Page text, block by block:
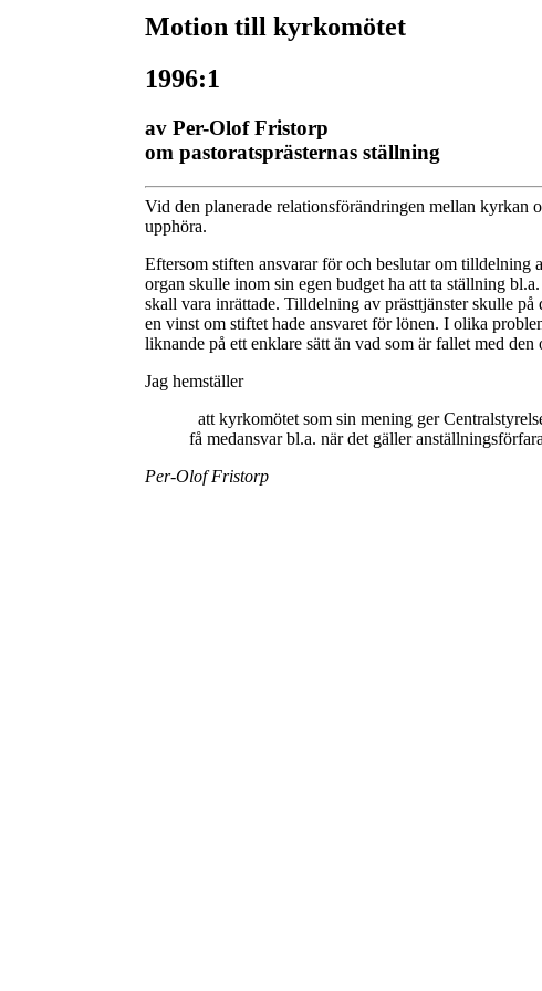
Motion till kyrkomötet
1996:1
av Per-Olof Fristorp
om pastoratsprästernas ställning
Vid den planerade relationsförändringen mellan kyrkan
upphöra.
Eftersom stiften ansvarar för och beslutar om tilldelning
organ skulle inom sin egen budget ha att ta ställning
skall vara inrättade. Tilldelning av prästtjänster skulle
en vinst om stiftet hade ansvaret för lönen. I olika
liknande på ett enklare sätt än vad som är fallet med
Jag hemställer
att kyrkomötet som sin mening ger
få medansvar bl.a. när det gäller
Per-Olof Fristorp